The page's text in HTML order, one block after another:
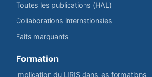
Toutes les publications (HAL)
Collaborations internationales
Faits marquants
Formation
Implication du LIRIS dans les formations